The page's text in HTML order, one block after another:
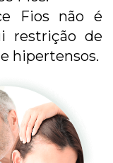
Fios não é
restrição de
hipertensos.